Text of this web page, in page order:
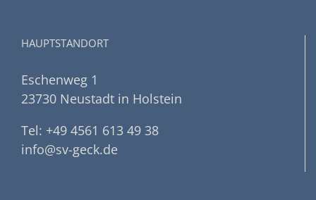
HAUPTSTANDORT
Eschenweg 1
23730 Neustadt in Holstein
Tel: +49 4561 613 49 38
info@sv-geck.de